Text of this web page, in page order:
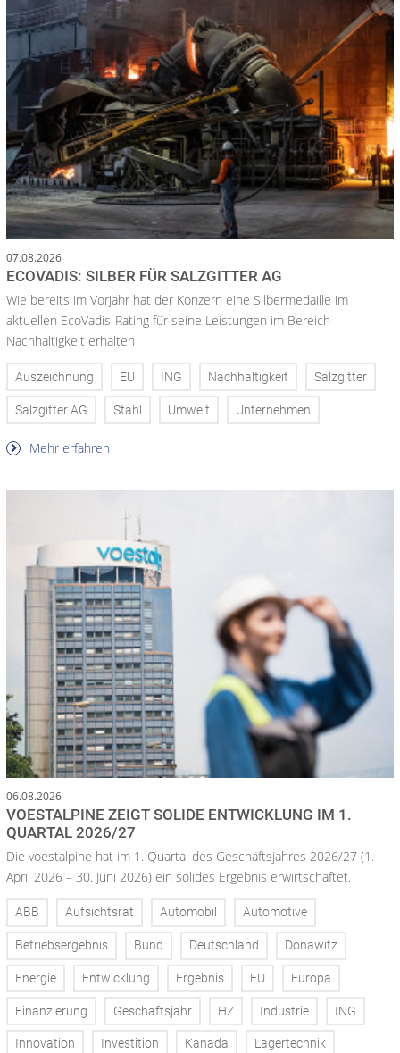
07.08.2026
ECOVADIS: SILBER FÜR SALZGITTER AG
Wie bereits im Vorjahr hat der Konzern eine Silbermedaille im
aktuellen EcoVadis-Rating für seine Leistungen im Bereich
Nachhaltigkeit erhalten
Auszeichnung EU ING Nachhaltigkeit Salzgitter
Salzgitter AG Stahl Umwelt Unternehmen
Mehr erfahren
06.08.2026
VOESTALPINE ZEIGT SOLIDE ENTWICKLUNG IM 1.
QUARTAL 2026/27
Die voestalpine hat im 1. Quartal des Geschäftsjahres 2026/27 (1.
April 2026 – 30. Juni 2026) ein solides Ergebnis erwirtschaftet.
ABB Aufsichtsrat Automobil Automotive
Betriebsergebnis Bund Deutschland Donawitz
Energie Entwicklung Ergebnis EU Europa
Finanzierung Geschäftsjahr HZ Industrie ING
Innovation Investition Kanada Lagertechnik